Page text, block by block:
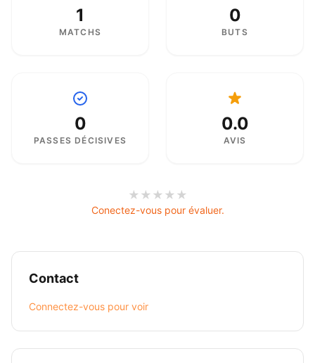
1
MATCHS
0
BUTS
0
PASSES DÉCISIVES
0.0
AVIS
★ ★ ★ ★ ★
Conectez-vous pour évaluer.
Contact
Connectez-vous pour voir